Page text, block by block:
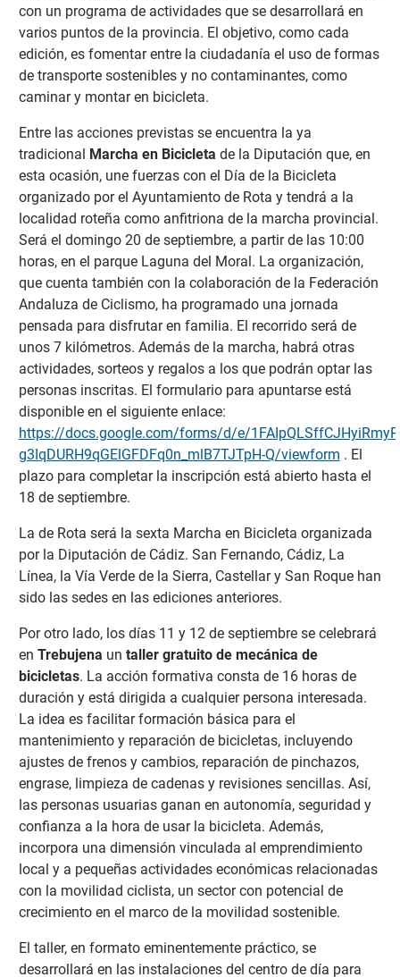
con un programa de actividades que se desarrollará en
varios puntos de la provincia. El objetivo, como cada
edición, es fomentar entre la ciudadanía el uso de formas
de transporte sostenibles y no contaminantes, como
caminar y montar en bicicleta.
Entre las acciones previstas se encuentra la ya
tradicional Marcha en Bicicleta de la Diputación que, en
esta ocasión, une fuerzas con el Día de la Bicicleta
organizado por el Ayuntamiento de Rota y tendrá a la
localidad roteña como anfitriona de la marcha provincial.
Será el domingo 20 de septiembre, a partir de las 10:00
horas, en el parque Laguna del Moral. La organización,
que cuenta también con la colaboración de la Federación
Andaluza de Ciclismo, ha programado una jornada
pensada para disfrutar en familia. El recorrido será de
unos 7 kilómetros. Además de la marcha, habrá otras
actividades, sorteos y regalos a los que podrán optar las
personas inscritas. El formulario para apuntarse está
disponible en el siguiente enlace:
https://docs.google.com/forms/d/e/
g3IqDURH9qGElGFDFq0n_mlB7TJTpH-Q/viewform . El
plazo para completar la inscripción está abierto hasta el
18 de septiembre.
La de Rota será la sexta Marcha en Bicicleta organizada
por la Diputación de Cádiz. San Fernando, Cádiz, La
Línea, la Vía Verde de la Sierra, Castellar y San Roque han
sido las sedes en las ediciones anteriores.
Por otro lado, los días 11 y 12 de septiembre se celebrará
en Trebujena un taller gratuito de mecánica de
bicicletas. La acción formativa consta de 16 horas de
duración y está dirigida a cualquier persona interesada.
La idea es facilitar formación básica para el
mantenimiento y reparación de bicicletas, incluyendo
ajustes de frenos y cambios, reparación de pinchazos,
engrase, limpieza de cadenas y revisiones sencillas. Así,
las personas usuarias ganan en autonomía, seguridad y
confianza a la hora de usar la bicicleta. Además,
incorpora una dimensión vinculada al emprendimiento
local y a pequeñas actividades económicas relacionadas
con la movilidad ciclista, un sector con potencial de
crecimiento en el marco de la movilidad sostenible.
El taller, en formato eminentemente práctico, se
desarrollará en las instalaciones del centro de día para